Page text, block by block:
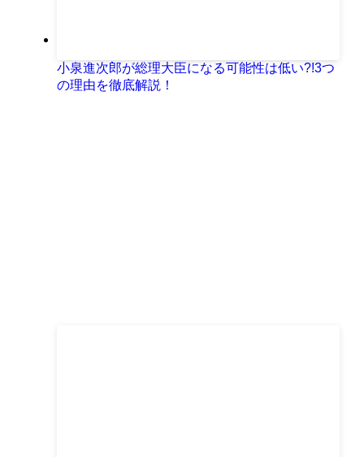
小泉進次郎が総理大臣になる可能性は低い?!3つ
の理由を徹底解説！